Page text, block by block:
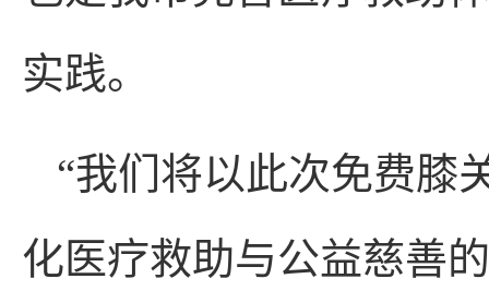
实践。
“我们将以此次免费膝
化医疗救助与公益慈善